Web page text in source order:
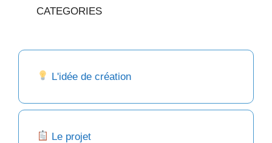
CATEGORIES
L'idée de création
Le projet